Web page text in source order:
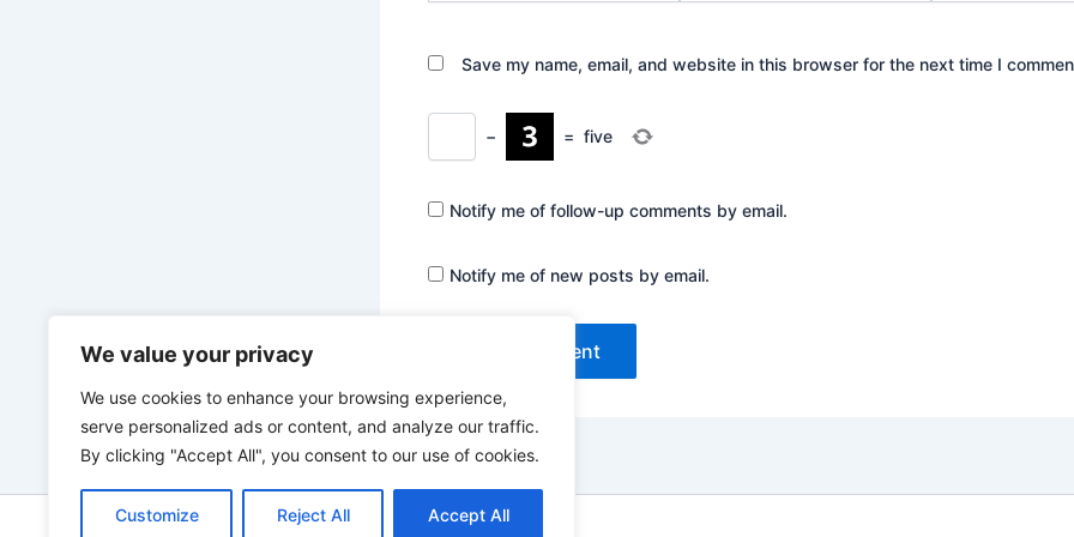
We value your privacy
We use cookies to enhance your browsing experience,
serve personalized ads or content, and analyze our traffic.
By clicking "Accept All", you consent to our use of cookies.
Customize Reject All Accept All
Save my name, email, and website in this browser for the next time I
− = five
Notify me of follow-up comments by email.
Notify me of new posts by email.